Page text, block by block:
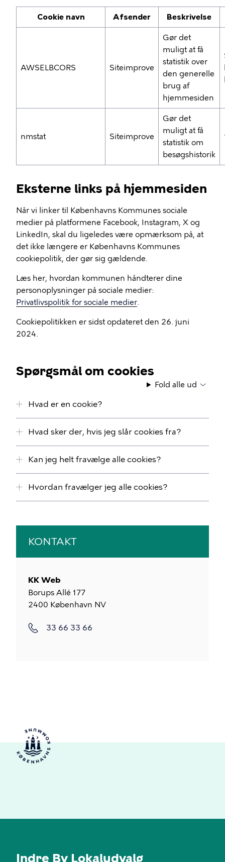
Cookie navn Afsender Beskrivelse
AWSELBCORS Siteimprove
Gør det
muligt at få
statistik over
den generelle
brug af
hjemmesiden
nmstat Siteimprove
Gør det
muligt at få
statistik om
besøgshistorik
Eksterne links på hjemmesiden
Når vi linker til Københavns Kommunes sociale
medier på platformene Facebook, Instagram, X og
LinkedIn, skal du ligeledes være opmærksom på, at
det ikke længere er Københavns Kommunes
cookiepolitik, der gør sig gældende.
Læs her, hvordan kommunen håndterer dine
personoplysninger på sociale medier:
Privatlivspolitik for sociale medier.
Cookiepolitikken er sidst opdateret den 26. juni
2024.
Spørgsmål om cookies
Fold alle ud
Hvad er en cookie?
Hvad sker der, hvis jeg slår cookies fra?
Kan jeg helt fravælge alle cookies?
Hvordan fravælger jeg alle cookies?
KONTAKT
KK Web
Borups Allé 177
2400 København NV
33 66 33 66
Indre By Lokaludvalg